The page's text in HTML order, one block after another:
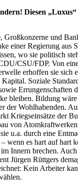
Diesen
Großkonzerne und
einer Regierung aus
wo sie politisch
CSU/FDP. Von
erhoffen sie sich
Soziale
Errungenschaften
bleiben. Bildung
der Wohlhabenden.
Kriegseinsätze der
von
u.a. durch eine
wenn es hart auf hart
Innern brechen.
Jürgen Rüttgers
Kein Arbeiter